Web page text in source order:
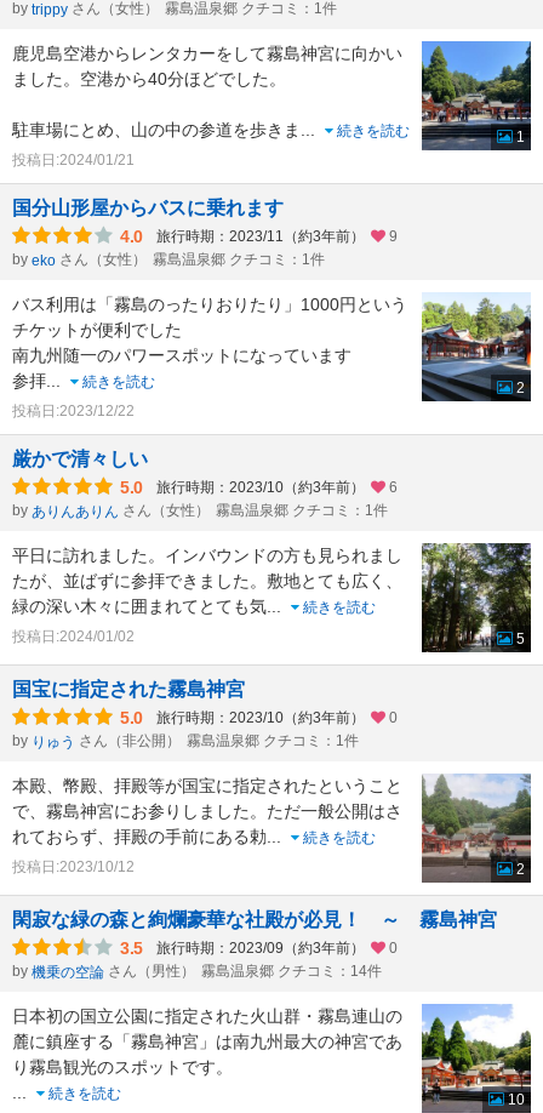
by trippy さん（女性） 霧島温泉郷 クチコミ：1件
鹿児島空港からレンタカーをして霧島神宮に向かい
ました。空港から40分ほどでした。
駐車場にとめ、山の中の参道を歩きま
続きを読む
投稿日:2024/01/21
1
国分山形屋からバスに乗れます
4.0 旅行時期：2023/11（約3年前）
9
by eko さん（女性） 霧島温泉郷 クチコミ：1件
バス利用は「霧島のったりおりたり」1000円という
チケットが便利でした
南九州随一のパワースポットになっています
参拝
続きを読む
投稿日:2023/12/22
2
厳かで清々しい
5.0 旅行時期：2023/10（約3年前）
6
by ありんありん さん（女性） 霧島温泉郷 クチコミ：1件
平日に訪れました。インバウンドの方も見られまし
たが、並ばずに参拝できました。敷地とても広く、
緑の深い木々に囲まれてとても気
続きを読む
投稿日:2024/01/02
5
国宝に指定された霧島神宮
5.0 旅行時期：2023/10（約3年前）
0
by りゅう さん（非公開） 霧島温泉郷 クチコミ：1件
本殿、幣殿、拝殿等が国宝に指定されたということ
で、霧島神宮にお参りしました。ただ一般公開はさ
れておらず、拝殿の手前にある勅
続きを読む
投稿日:2023/10/12
2
閑寂な緑の森と絢爛豪華な社殿が必見！ ～ 霧島神宮
3.5 旅行時期：2023/09（約3年前）
0
by 機乗の空論 さん（男性） 霧島温泉郷 クチコミ：14件
日本初の国立公園に指定された火山群・霧島連山の
麓に鎮座する「霧島神宮」は南九州最大の神宮であ
り霧島観光のスポットです。
続きを読む
10